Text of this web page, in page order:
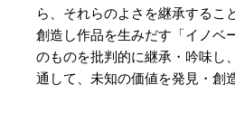
ら、それらのよさを継承するこ
創造し作品を生みだす「イノベ
のものを批判的に継承・吟味し
通して、未知の価値を発見・創